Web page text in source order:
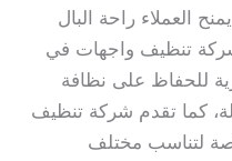
العملاء راحة البال
شركة تنظيف واجهات في
للحفاظ على نظافة
كما تقدم شركة تنظيف
لتناسب مختلف